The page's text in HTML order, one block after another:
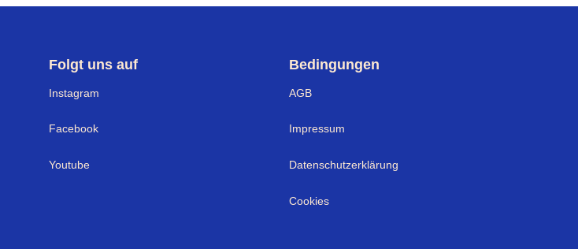
Folgt uns auf
Instagram
Facebook
Youtube
Bedingungen
AGB
Impressum
Datenschutzerklärung
Cookies